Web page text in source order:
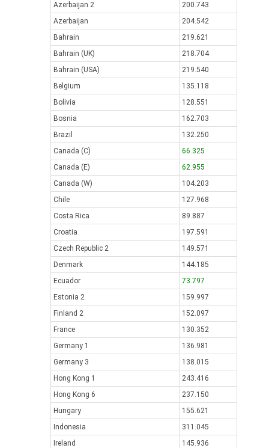
Azerbaijan 2
200.743
Azerbaijan
204.542
Bahrain
219.621
Bahrain (UK)
218.704
Bahrain (USA)
219.540
Belgium
135.118
Bolivia
128.551
Bosnia
162.703
Brazil
132.250
Canada (C)
66.325
Canada (E)
62.955
Canada (W)
104.203
Chile
127.968
Costa Rica
89.887
Croatia
197.591
Czech Republic 2
149.571
Denmark
144.185
Ecuador
73.797
Estonia 2
159.997
Finland 2
152.097
France
130.352
Germany 1
136.981
Germany 3
138.015
Hong Kong 1
243.416
Hong Kong 6
237.150
Hungary
155.621
Indonesia
311.045
Ireland
145.936